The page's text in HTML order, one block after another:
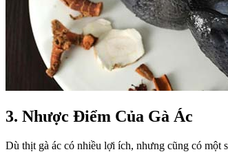
3. Nhược Điểm Của Gà Ác
Dù thịt gà ác có nhiều lợi ích, nhưng cũng có một